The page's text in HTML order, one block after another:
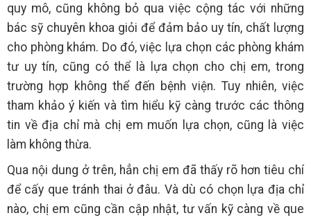
quy mô, cũng không bỏ qua việc cộng tác với những
bác sỹ chuyên khoa giỏi để đảm bảo uy tín, chất lượng
cho phòng khám. Do đó, việc lựa chọn các phòng khám
tư uy tín, cũng có thể là lựa chọn cho chị em, trong
trường hợp không thể đến bệnh viện. Tuy nhiên, việc
tham khảo ý kiến và tìm hiểu kỹ càng trước các thông
tin về địa chỉ mà chị em muốn lựa chọn, cũng là việc
làm không thừa.
Qua nội dung ở trên, hẳn chị em đã thấy rõ hơn tiêu chí
để cấy que tránh thai ở đâu. Và dù có chọn lựa địa chỉ
nào, chị em cũng cần cập nhật, tư vấn kỹ càng về que